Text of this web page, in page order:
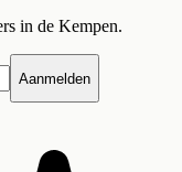
in de Kempen.
Aanmelden